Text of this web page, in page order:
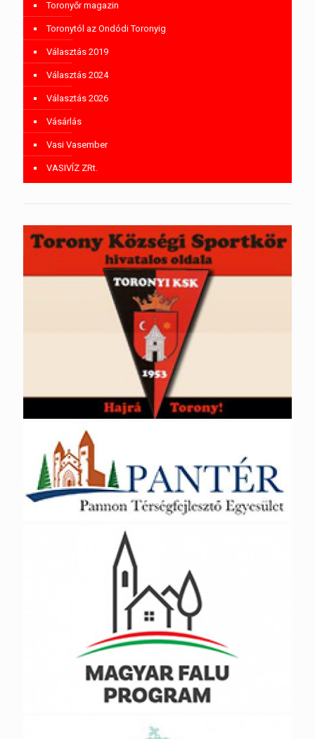
Toronyőr magazin
Toronytól az Ondódi Toronyig
Választás 2019
Választás 2024
Választás 2026
Vásárlás
Vasi Vasember
VASIVÍZ ZRt.